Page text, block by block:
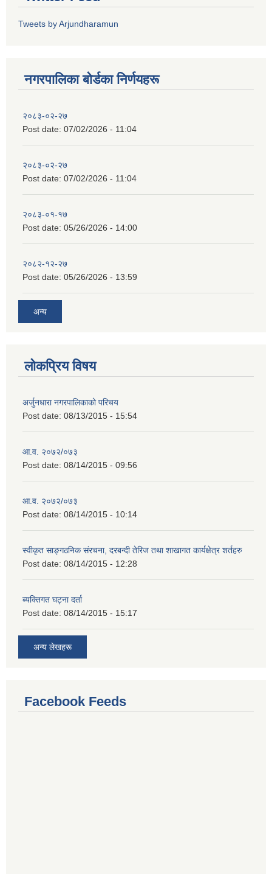
Tweets by Arjundharamun
नगरपालिका बाेर्डका निर्णयहरू
२०८३-०२-२७
Post date: 07/02/2026 - 11:04
२०८३-०२-२७
Post date: 07/02/2026 - 11:04
२०८३-०१-१७
Post date: 05/26/2026 - 14:00
२०८२-१२-२७
Post date: 05/26/2026 - 13:59
अन्य
लोकप्रिय विषय
अर्जुनधारा नगरपालिकाको परिचय
Post date: 08/13/2015 - 15:54
आ.व. २०७२/०७३
Post date: 08/14/2015 - 09:56
आ.व. २०७२/०७३
Post date: 08/14/2015 - 10:14
स्वीकृत साङ्गठनिक संरचना, दरबन्दी तेरिज तथा शाखागत कार्यक्षेत्र शर्तहरु
Post date: 08/14/2015 - 12:28
ब्यक्तिगत घट्ना दर्ता
Post date: 08/14/2015 - 15:17
अन्य लेखहरू
Facebook Feeds